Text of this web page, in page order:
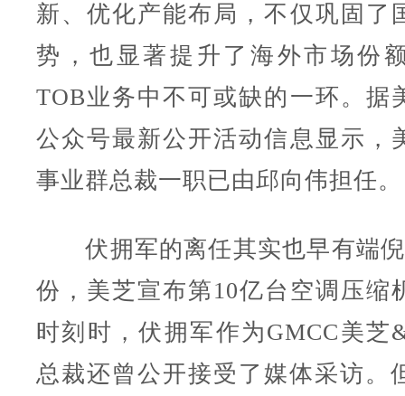
新、优化产能布局，不仅巩固了
势，也显著提升了海外市场份
TOB业务中不可或缺的一环。据
公众号最新公开活动信息显示，
事业群总裁一职已由邱向伟担任。
伏拥军的离任其实也早有端倪
份，美芝宣布第10亿台空调压缩
时刻时，伏拥军作为GMCC美芝
总裁还曾公开接受了媒体采访。